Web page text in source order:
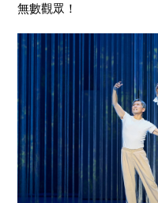
無數觀眾！